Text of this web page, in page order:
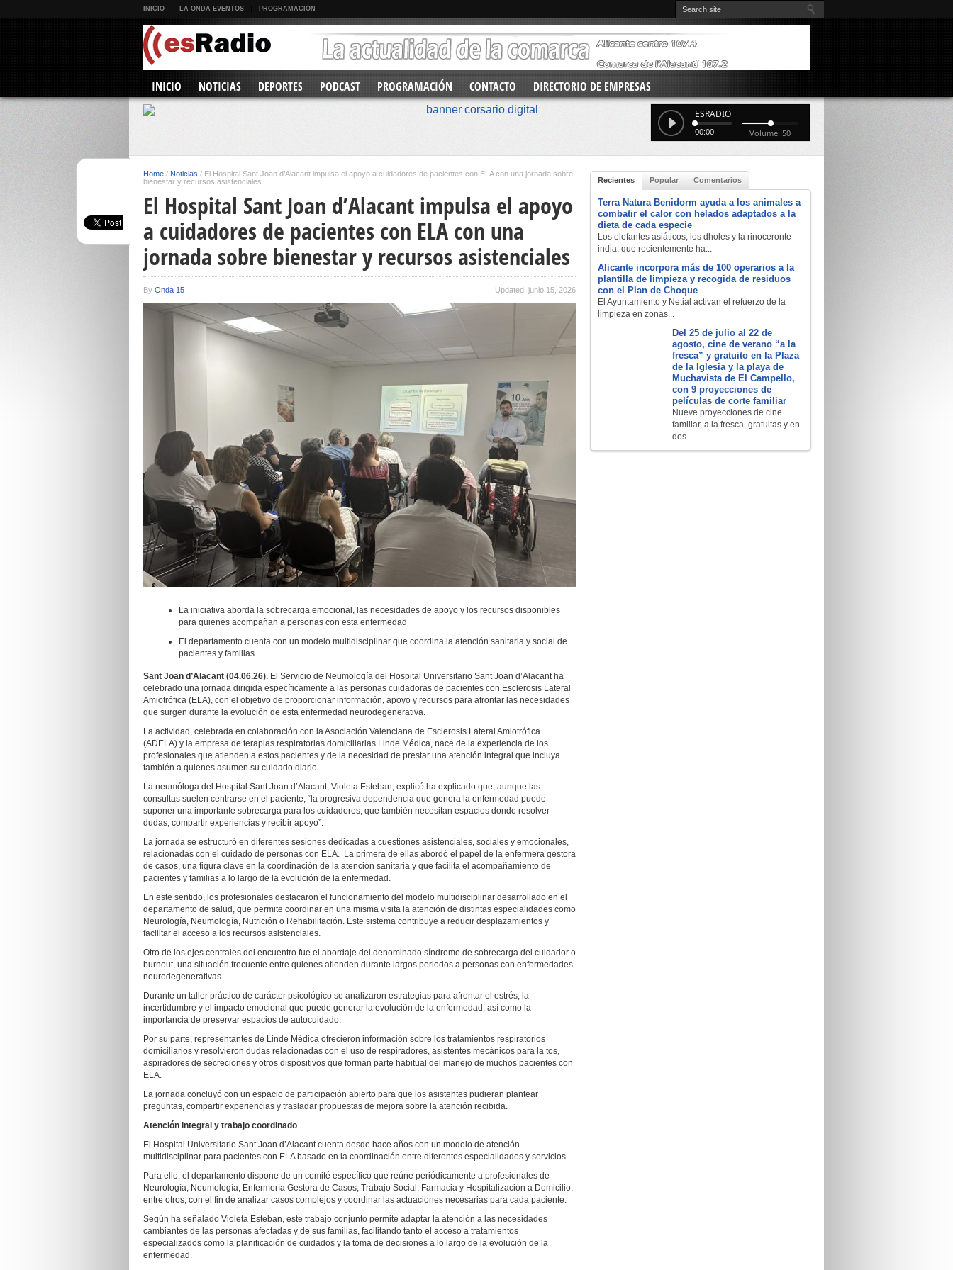
INICIO LA ONDA EVENTOS PROGRAMACIÓN
INICIO NOTICIAS DEPORTES PODCAST PROGRAMACIÓN CONTACTO DIRECTORIO DE EMPRESAS
ESRADIO
00:00 Volume: 50
Home / Noticias / El Hospital Sant Joan d’Alacant impulsa el apoyo a cuidadores de pacientes con ELA con una jornada sobre
bienestar y recursos asistenciales
El Hospital Sant Joan d’Alacant impulsa el apoyo
a cuidadores de pacientes con ELA con una
jornada sobre bienestar y recursos asistenciales
By Onda 15 Updated: junio 15, 2026
La iniciativa aborda la sobrecarga emocional, las necesidades de apoyo y los recursos disponibles
para quienes acompañan a personas con esta enfermedad
El departamento cuenta con un modelo multidisciplinar que coordina la atención sanitaria y social de
pacientes y familias
Sant Joan d’Alacant (04.06.26). El Servicio de Neumología del Hospital Universitario Sant Joan d’Alacant ha
celebrado una jornada dirigida específicamente a las personas cuidadoras de pacientes con Esclerosis Lateral
Amiotrófica (ELA), con el objetivo de proporcionar información, apoyo y recursos para afrontar las necesidades
que surgen durante la evolución de esta enfermedad neurodegenerativa.
La actividad, celebrada en colaboración con la Asociación Valenciana de Esclerosis Lateral Amiotrófica
(ADELA) y la empresa de terapias respiratorias domiciliarias Linde Médica, nace de la experiencia de los
profesionales que atienden a estos pacientes y de la necesidad de prestar una atención integral que incluya
también a quienes asumen su cuidado diario.
La neumóloga del Hospital Sant Joan d’Alacant, Violeta Esteban, explicó ha explicado que, aunque las
consultas suelen centrarse en el paciente, “la progresiva dependencia que genera la enfermedad puede
suponer una importante sobrecarga para los cuidadores, que también necesitan espacios donde resolver
dudas, compartir experiencias y recibir apoyo”.
La jornada se estructuró en diferentes sesiones dedicadas a cuestiones asistenciales, sociales y emocionales,
relacionadas con el cuidado de personas con ELA. La primera de ellas abordó el papel de la enfermera gestora
de casos, una figura clave en la coordinación de la atención sanitaria y que facilita el acompañamiento de
pacientes y familias a lo largo de la evolución de la enfermedad.
En este sentido, los profesionales destacaron el funcionamiento del modelo multidisciplinar desarrollado en el
departamento de salud, que permite coordinar en una misma visita la atención de distintas especialidades como
Neurología, Neumología, Nutrición o Rehabilitación. Este sistema contribuye a reducir desplazamientos y
facilitar el acceso a los recursos asistenciales.
Otro de los ejes centrales del encuentro fue el abordaje del denominado síndrome de sobrecarga del cuidador o
burnout, una situación frecuente entre quienes atienden durante largos periodos a personas con enfermedades
neurodegenerativas.
Durante un taller práctico de carácter psicológico se analizaron estrategias para afrontar el estrés, la
incertidumbre y el impacto emocional que puede generar la evolución de la enfermedad, así como la
importancia de preservar espacios de autocuidado.
Por su parte, representantes de Linde Médica ofrecieron información sobre los tratamientos respiratorios
domiciliarios y resolvieron dudas relacionadas con el uso de respiradores, asistentes mecánicos para la tos,
aspiradores de secreciones y otros dispositivos que forman parte habitual del manejo de muchos pacientes con
ELA.
La jornada concluyó con un espacio de participación abierto para que los asistentes pudieran plantear
preguntas, compartir experiencias y trasladar propuestas de mejora sobre la atención recibida.
Atención integral y trabajo coordinado
El Hospital Universitario Sant Joan d’Alacant cuenta desde hace años con un modelo de atención
multidisciplinar para pacientes con ELA basado en la coordinación entre diferentes especialidades y servicios.
Para ello, el departamento dispone de un comité específico que reúne periódicamente a profesionales de
Neurología, Neumología, Enfermería Gestora de Casos, Trabajo Social, Farmacia y Hospitalización a Domicilio,
entre otros, con el fin de analizar casos complejos y coordinar las actuaciones necesarias para cada paciente.
Según ha señalado Violeta Esteban, este trabajo conjunto permite adaptar la atención a las necesidades
cambiantes de las personas afectadas y de sus familias, facilitando tanto el acceso a tratamientos
especializados como la planificación de cuidados y la toma de decisiones a lo largo de la evolución de la
enfermedad.
Recientes Popular Comentarios
Terra Natura Benidorm ayuda a los animales a
combatir el calor con helados adaptados a la
dieta de cada especie
Los elefantes asiáticos, los dholes y la rinoceronte
india, que recientemente ha...
Alicante incorpora más de 100 operarios a la
plantilla de limpieza y recogida de residuos
con el Plan de Choque
El Ayuntamiento y Netial activan el refuerzo de la
limpieza en zonas...
Del 25 de julio al 22 de
agosto, cine de verano “a la
fresca” y gratuito en la Plaza
de la Iglesia y la playa de
Muchavista de El Campello,
con 9 proyecciones de
películas de corte familiar
Nueve proyecciones de cine
familiar, a la fresca, gratuitas y en
dos...